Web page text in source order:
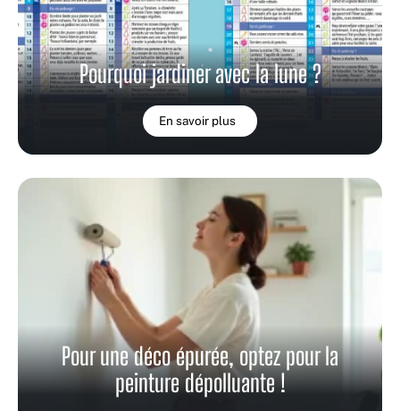
Pourquoi jardiner avec la lune ?
En savoir plus
Pour une déco épurée, optez pour la
peinture dépolluante !